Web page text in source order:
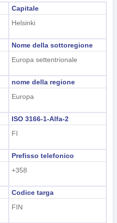
Capitale
Helsinki
Nome della sottoregione
Europa settentrionale
nome della regione
Europa
ISO 3166-1-Alfa-2
FI
Prefisso telefonico
+358
Codice targa
FIN